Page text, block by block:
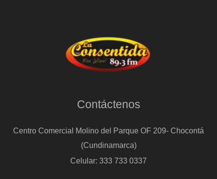
Contáctenos
Centro Comercial Molino del Parque OF 209- Chocontá
(Cundinamarca)
Celular: 333 733 0337